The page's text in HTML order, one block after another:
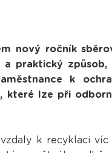
nový ročník
praktický
k
které lze při
k recyklaci víc